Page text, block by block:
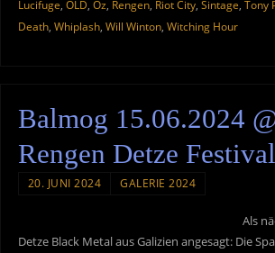
Lucifuge, OLD, Oz, Rengen, Riot City, Sintage, Tony
Death, Whiplash, Will Winton, Witching Hour
Balmog 15.06.2024
Rengen Detze Festival
20. JUNI 2024 GALERIE 2024
Als
Detze Black Metal aus Galizien angesagt: Die